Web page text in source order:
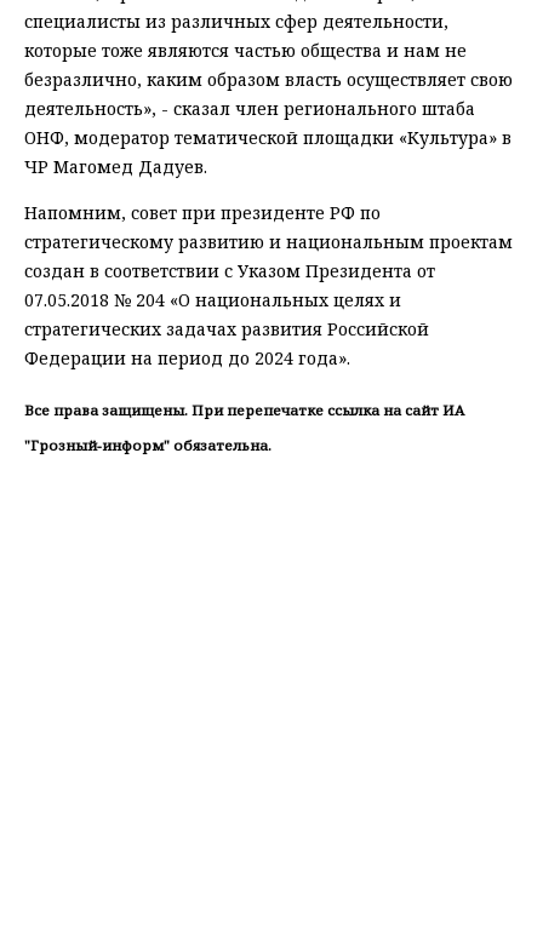
специалисты из различных сфер деятельности,
которые тоже являются частью общества и нам не
безразлично, каким образом власть осуществляет свою
деятельность», - сказал член регионального штаба
ОНФ, модератор тематической площадки «Культура» в
ЧР Магомед Дадуев.
Напомним, совет при президенте РФ по
стратегическому развитию и национальным проектам
создан в соответствии с Указом Президента от
07.05.2018 № 204 «О национальных целях и
стратегических задачах развития Российской
Федерации на период до 2024 года».
Все права защищены. При перепечатке ссылка на сайт ИА
"Грозный-информ" обязательна.